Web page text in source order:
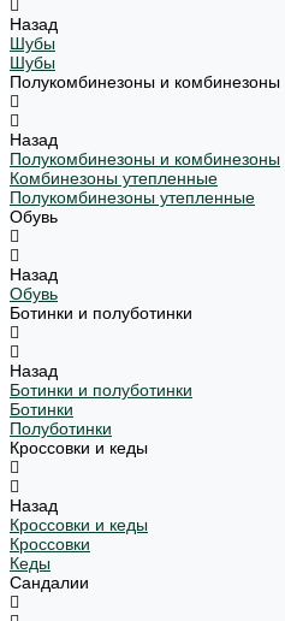
Назад
Шубы
Шубы
Полукомбинезоны и комбинезоны
Назад
Полукомбинезоны и комбинезоны
Комбинезоны утепленные
Полукомбинезоны утепленные
Обувь
Назад
Обувь
Ботинки и полуботинки
Назад
Ботинки и полуботинки
Ботинки
Полуботинки
Кроссовки и кеды
Назад
Кроссовки и кеды
Кроссовки
Кеды
Сандалии